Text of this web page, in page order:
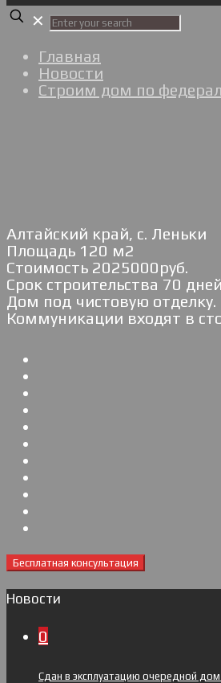
✕
Главная
Новости
Строим дом по
Алтайский край, с. Леньки
Площадь 120 м2
Стоимость 2025000руб.
Срок строительства 70 дней.
Дом под чистовую отделку.
Коммуникации входят в
Бесплатная консультация
Новости
0
Сдан в эксплуатацию очередной дом